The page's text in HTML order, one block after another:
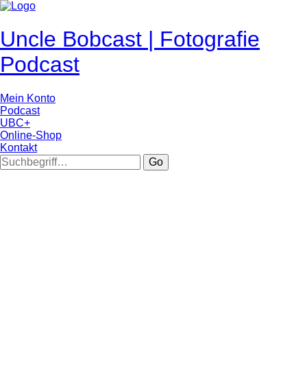
Uncle Bobcast | Fotografie
Podcast
Mein Konto
Podcast
UBC+
Online-Shop
Kontakt
Go